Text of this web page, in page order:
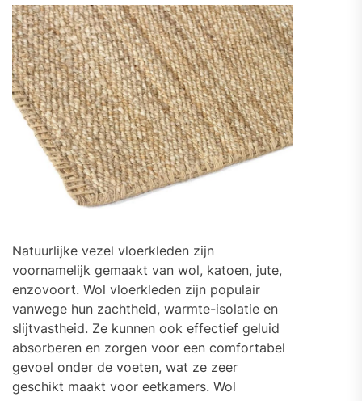
Natuurlijke vezel vloerkleden zijn
voornamelijk gemaakt van wol, katoen, jute,
enzovoort. Wol vloerkleden zijn populair
vanwege hun zachtheid, warmte-isolatie en
slijtvastheid. Ze kunnen ook effectief geluid
absorberen en zorgen voor een comfortabel
gevoel onder de voeten, wat ze zeer
geschikt maakt voor eetkamers. Wol